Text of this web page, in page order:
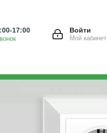
Войти
Мой кабинет
17:00